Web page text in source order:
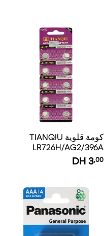
كومة قلوية TIANQIU
LR726H/AG2/396A
3,00